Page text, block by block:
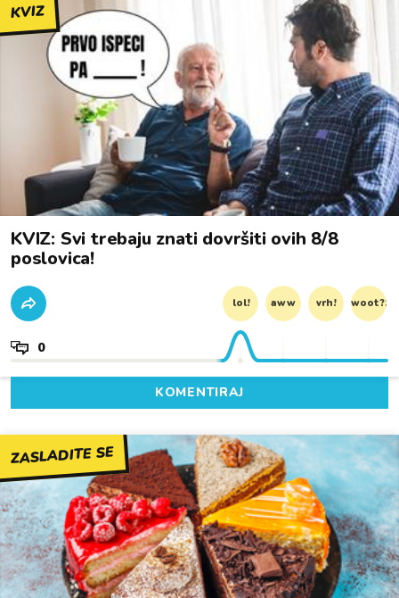
KVIZ
KVIZ: Svi trebaju znati dovršiti ovih 8/8
poslovica!
lol! aww vrh! woot?!
0
KOMENTIRAJ
ZASLADITE SE